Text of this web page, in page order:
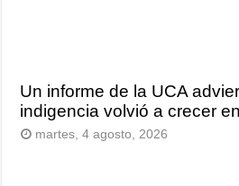
Un informe de la UCA
indigencia volvió a crecer
martes, 4 agosto, 2026